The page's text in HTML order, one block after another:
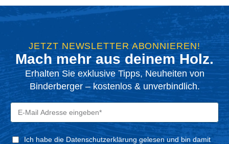
JETZT NEWSLETTER ABONNIEREN!
Mach mehr aus deinem Holz.
Erhalten Sie exklusive Tipps, Neuheiten von
Binderberger – kostenlos & unverbindlich.
Ich habe die Datenschutzerklärung gelesen und bin damit